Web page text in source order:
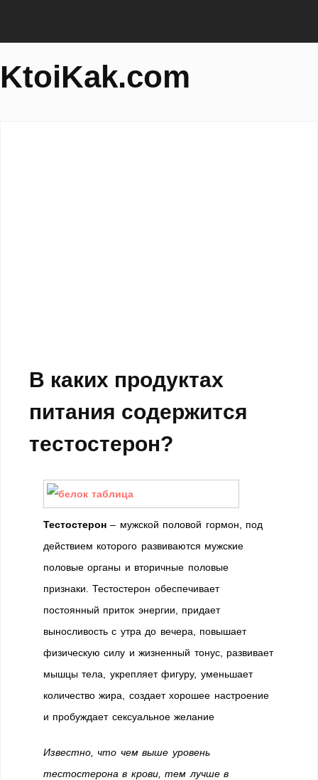
KtoiKak.com
В каких продуктах
питания содержится
тестостерон?
Тестостерон – мужской половой гормон, под
действием которого развиваются мужские
половые органы и вторичные половые
признаки. Тестостерон обеспечивает
постоянный приток энергии, придает
выносливость с утра до вечера, повышает
физическую силу и жизненный тонус, развивает
мышцы тела, укрепляет фигуру, уменьшает
количество жира, создает хорошее настроение
и пробуждает сексуальное желание
Известно, что чем выше уровень
тестостерона в крови, тем лучше в